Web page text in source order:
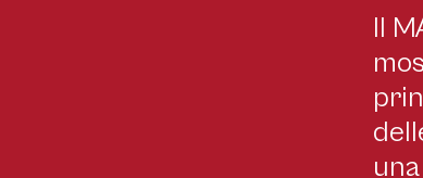
Nuoro, Museo MAN. Esterno - © MaxIl